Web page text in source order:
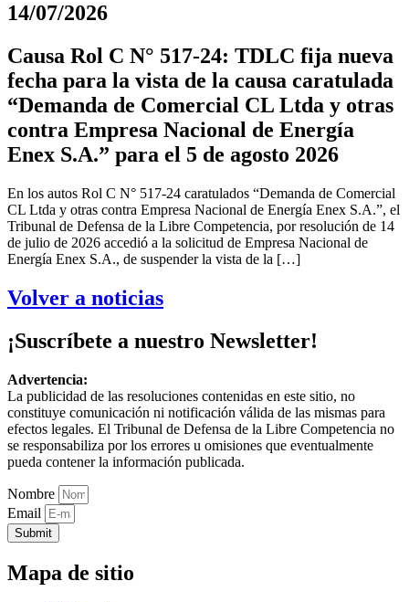
14/07/2026
Causa Rol C N° 517-24: TDLC fija nueva
fecha para la vista de la causa caratulada
“Demanda de Comercial CL Ltda y otras
contra Empresa Nacional de Energía
Enex S.A.” para el 5 de agosto 2026
En los autos Rol C N° 517-24 caratulados “Demanda de Comercial
CL Ltda y otras contra Empresa Nacional de Energía Enex S.A.”, el
Tribunal de Defensa de la Libre Competencia, por resolución de 14
de julio de 2026 accedió a la solicitud de Empresa Nacional de
Energía Enex S.A., de suspender la vista de la […]
Volver a noticias
¡Suscríbete a nuestro Newsletter!
Advertencia:
La publicidad de las resoluciones contenidas en este sitio, no
constituye comunicación ni notificación válida de las mismas para
efectos legales. El Tribunal de Defensa de la Libre Competencia no
se responsabiliza por los errores u omisiones que eventualmente
pueda contener la información publicada.
Nombre
Email
Submit
Mapa de sitio